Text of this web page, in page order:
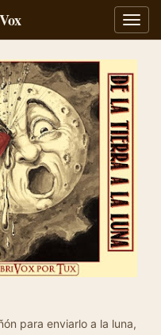
para enviarlo a la luna,